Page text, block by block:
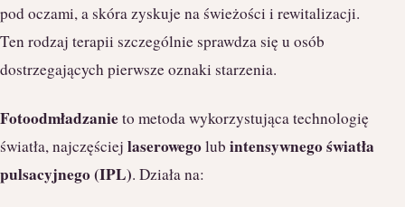
pod oczami, a skóra zyskuje na świeżości i rewitalizacji.
Ten rodzaj terapii szczególnie sprawdza się u osób
dostrzegających pierwsze oznaki starzenia.
Fotoodmładzanieto metoda wykorzystująca technologię
światła, najczęściej laserowegolub intensywnego światła
pulsacyjnego (IPL). Działa na: